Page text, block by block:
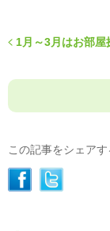
1月～3月はお部屋
この記事をシェアす